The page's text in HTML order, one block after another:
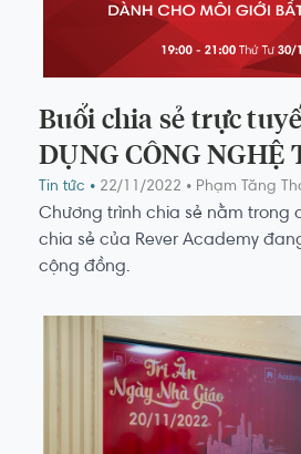
Buổi chia sẻ trực
DỤNG CÔNG NGHỆ
DÀNH CHO MÔI
SẢN
Tin tức • 22/11/2022 • Phạm Tăng
Chương trình chia sẻ nằm trong
chia sẻ của Rever Academy
cộng đồng.